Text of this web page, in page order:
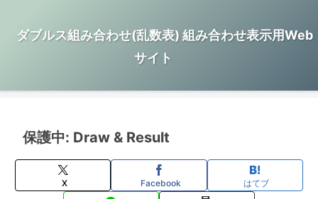
ダブルス組み合わせ(乱数表) 組み合わせ表示用Web
サイト
保護中: Draw & Result
X Facebook はてブ